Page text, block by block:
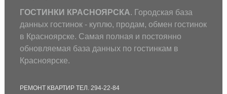
ГОСТИНКИ КРАСНОЯРСКА. Городская база
данных гостинок - куплю, продам, обмен гостинок
в Красноярске. Самая полная и постоянно
обновляемая база данных по гостинкам в
Красноярске.
РЕМОНТ КВАРТИР ТЕЛ. 294-22-84